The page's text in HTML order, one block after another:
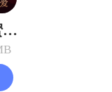
中年甜蜜悄悄爱